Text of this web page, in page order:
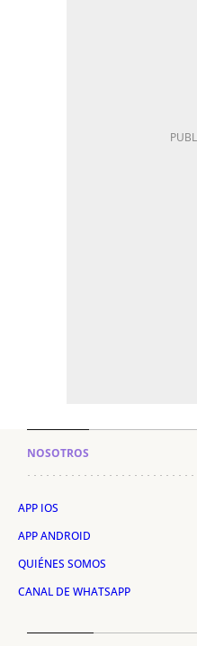
NOSOTROS
APP IOS
APP ANDROID
QUIÉNES SOMOS
CANAL DE WHATSAPP